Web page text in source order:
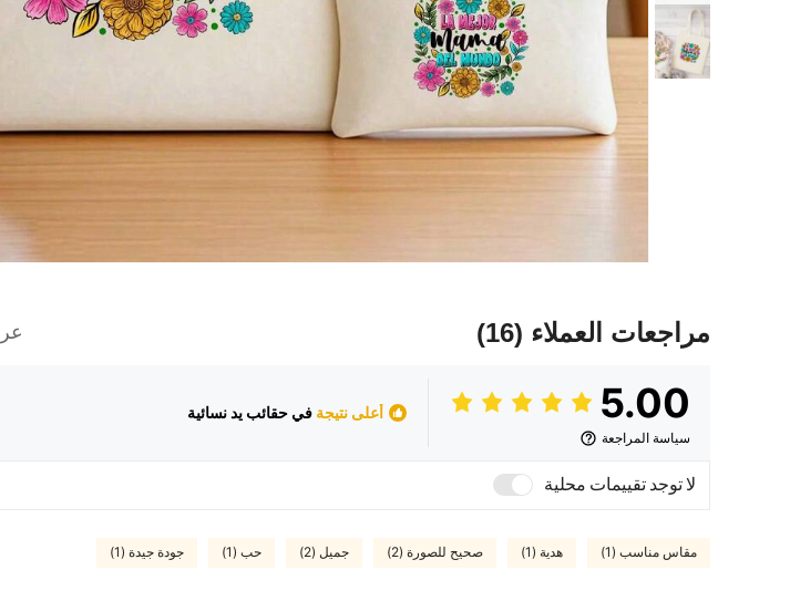
مراجعات العملاء (16)
5.00
سياسة المراجعة
أعلى نتيجة في حقائب يد نسائية
لا توجد تقييمات محلية
مقاس مناسب (1) هدية (1) صحيح للصورة (2) جميل (2) حب (1) جودة جيدة (1)